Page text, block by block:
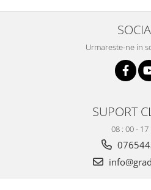
Urmareste-ne in
SUPORT
08 : 00 - 17